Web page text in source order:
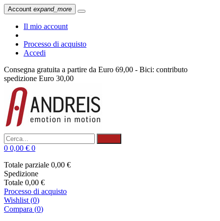
Account expand_more
Il mio account
Processo di acquisto
Accedi
Consegna gratuita a partire da Euro 69,00 - Bici: contributo
spedizione Euro 30,00
0 0,00 € 0
Totale parziale 0,00 €
Spedizione
Totale 0,00 €
Processo di acquisto
Wishlist (0)
Compara (0)